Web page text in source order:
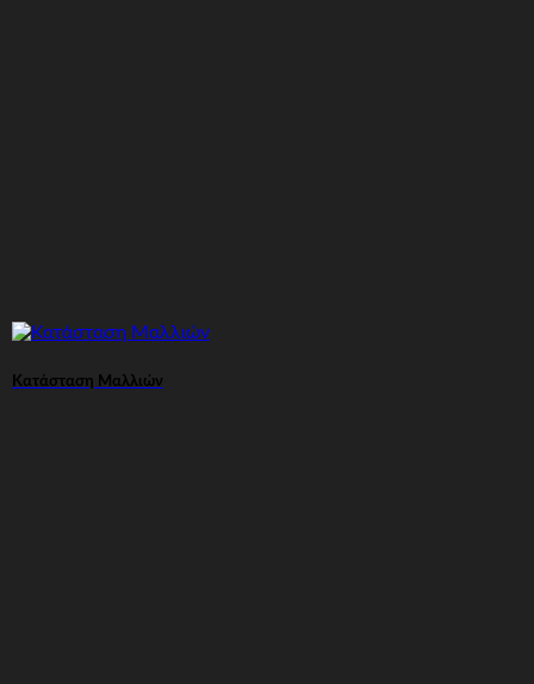
Κατάσταση Μαλλιών